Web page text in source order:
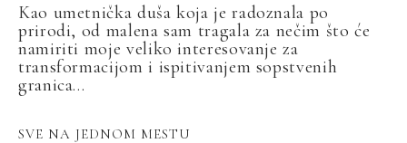
Kao umetnička duša koja je radoznala po
prirodi, od malena sam tragala za nečim što će
namiriti moje veliko interesovanje za
transformacijom i ispitivanjem sopstvenih
granica...
SVE NA JEDNOM MESTU